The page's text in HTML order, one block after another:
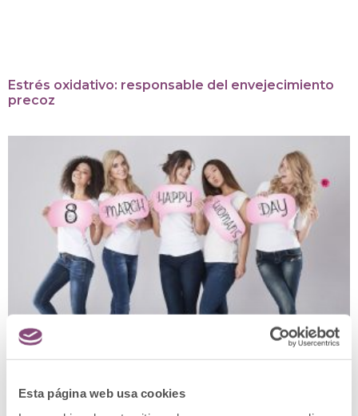
Esta página web usa cookies
Estrés oxidativo: responsable del envejecimiento
precoz